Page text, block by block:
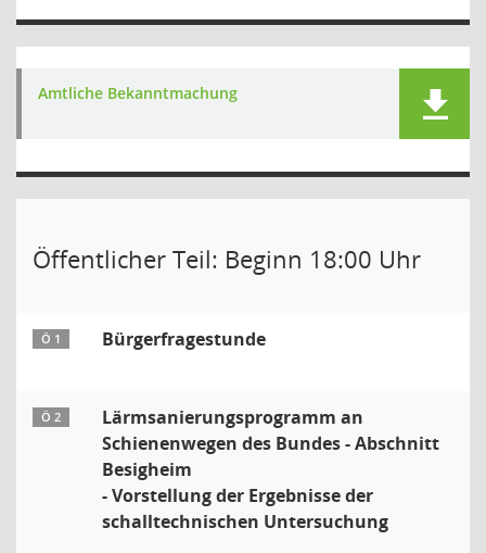
Amtliche Bekanntmachung
Öffentlicher Teil: Beginn 18:00 Uhr
Ö 1 Bürgerfragestunde
Ö 2
Lärmsanierungsprogramm an
Schienenwegen des Bundes - Abschnitt
Besigheim
- Vorstellung der Ergebnisse der
schalltechnischen Untersuchung